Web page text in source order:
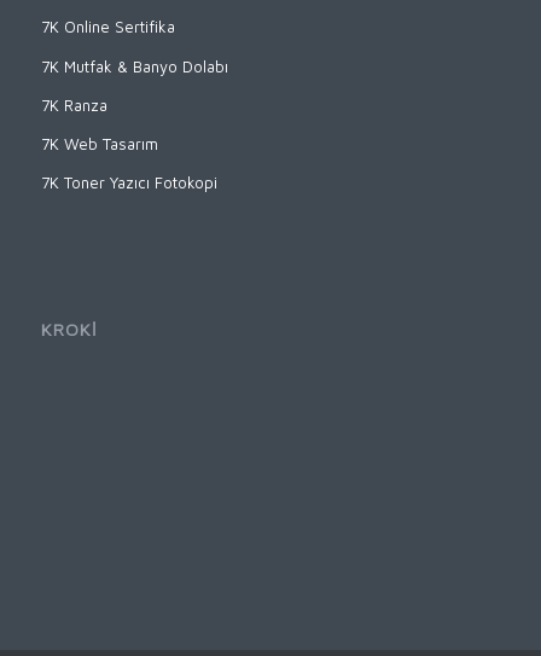
7K Online Sertifika
7K Mutfak & Banyo Dolabı
7K Ranza
7K Web Tasarım
7K Toner Yazıcı Fotokopi
KROKİ